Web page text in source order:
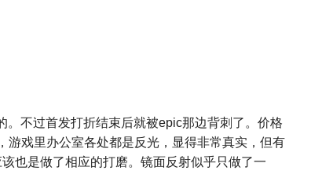
不过首发打折结束后就被epic那边背刺了。价格
游戏里办公室各处都是反光，显得非常真实，但有
也是做了相应的打磨。镜面反射似乎只做了一